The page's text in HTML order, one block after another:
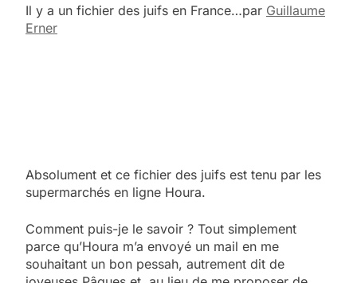
Il y a un fichier des juifs en France…par Guillaume
Erner
Absolument et ce fichier des juifs est tenu par les
supermarchés en ligne Houra.
Comment puis-je le savoir ? Tout simplement
parce qu’Houra m’a envoyé un mail en me
souhaitant un bon pessah, autrement dit de